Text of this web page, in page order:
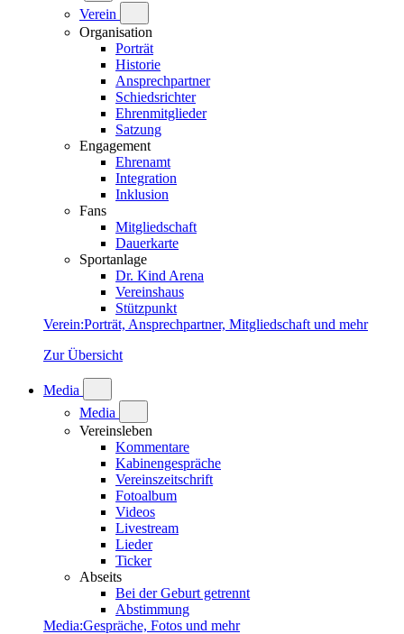
Verein
Organisation
Porträt
Historie
Ansprechpartner
Schiedsrichter
Ehrenmitglieder
Satzung
Engagement
Ehrenamt
Integration
Inklusion
Fans
Mitgliedschaft
Dauerkarte
Sportanlage
Dr. Kind Arena
Vereinshaus
Stützpunkt
Verein:Porträt, Ansprechpartner, Mitgliedschaft und mehr
Zur Übersicht
Media
Media
Vereinsleben
Kommentare
Kabinengespräche
Vereinszeitschrift
Fotoalbum
Videos
Livestream
Lieder
Ticker
Abseits
Bei der Geburt getrennt
Abstimmung
Media:Gespräche, Fotos und mehr